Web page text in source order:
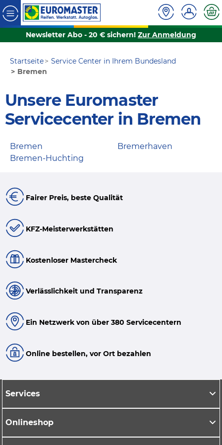
Newsletter Abo - 20 € sichern! Zur Anmeldung
Startseite
Service Center in Ihrem Bundesland
Bremen
Unsere Euromaster
Servicecenter in Bremen
Bremen
Bremen-Huchting
Bremerhaven
Fairer Preis, beste Qualität
KFZ-Meisterwerkstätten
Kostenloser Mastercheck
Verlässlichkeit und Transparenz
Ein Netzwerk von über 380 Servicecentern
Online bestellen, vor Ort bezahlen
Services
Onlineshop